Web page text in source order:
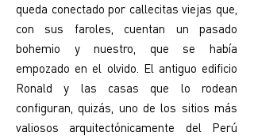
queda conectado por callecitas viejas que,
con sus faroles, cuentan un pasado
bohemio y nuestro, que se había
empozado en el olvido. El antiguo edificio
Ronald y las casas que lo rodean
configuran, quizás, uno de los sitios más
valiosos arquitectónicamente del Perú